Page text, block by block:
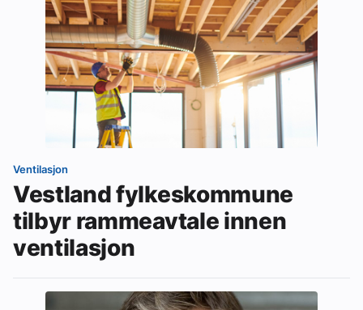
Ventilasjon
Vestland fylkeskommune
tilbyr rammeavtale innen
ventilasjon